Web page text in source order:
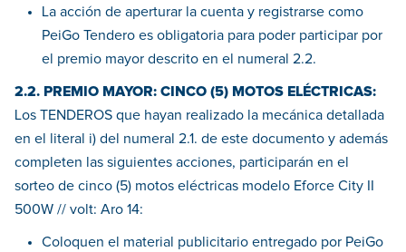
La acción de aperturar la cuenta y registrarse como
PeiGo Tendero es obligatoria para poder participar por
el premio mayor descrito en el numeral 2.2.
2.2. PREMIO MAYOR: CINCO (5) MOTOS ELÉCTRICAS:
Los TENDEROS que hayan realizado la mecánica detallada
en el literal i) del numeral 2.1. de este documento y además
completen las siguientes acciones, participarán en el
sorteo de cinco (5) motos eléctricas modelo Eforce City II
500W // volt: Aro 14:
Coloquen el material publicitario entregado por PeiGo